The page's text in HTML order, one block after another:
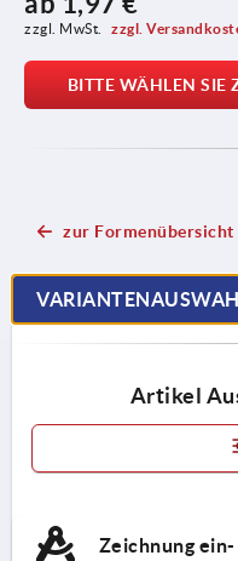
zzgl. MwSt. zzgl.
BITTE WÄHLEN SIE
zur Formenübersicht
Artikel
Zeichnung